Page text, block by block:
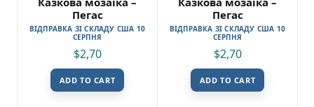
Пегас
ВІДПРАВКА ЗІ СКЛАДУ США 10
СЕРПНЯ
$2,70
ADD TO CART
Пегас
ВІДПРАВКА ЗІ СКЛАДУ США 10
СЕРПНЯ
$2,70
ADD TO CART